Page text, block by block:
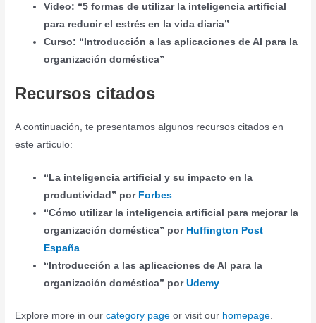
Video: “5 formas de utilizar la inteligencia artificial
para reducir el estrés en la vida diaria”
Curso: “Introducción a las aplicaciones de AI para la
organización doméstica”
Recursos citados
A continuación, te presentamos algunos recursos citados en
este artículo:
“La inteligencia artificial y su impacto en la
productividad” por Forbes
“Cómo utilizar la inteligencia artificial para mejorar la
organización doméstica” por Huffington Post
España
“Introducción a las aplicaciones de AI para la
organización doméstica” porUdemy
Explore more in ourcategory page or visit our homepage